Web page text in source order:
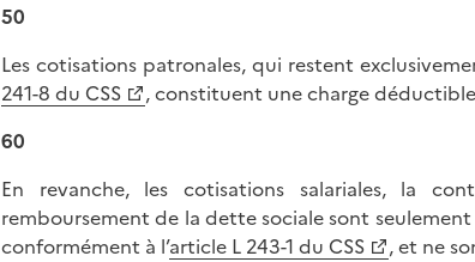
50
Les cotisations patronales, qui restent
241-8 du CSS
, constituent une charge
60
En revanche, les cotisations salariales, la
remboursement de la dette sociale sont
conformément à l’article L 243-1 du CSS
, et ne